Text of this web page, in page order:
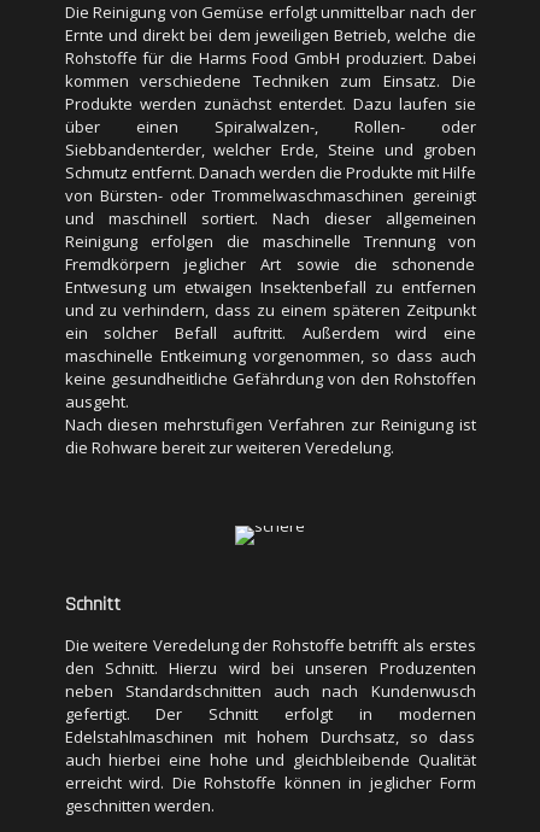
von Bürsten- oder Trommelwaschmaschinen gereinigt
und maschinell sortiert. Nach dieser allgemeinen
Reinigung erfolgen die maschinelle Trennung von
Fremdkörpern jeglicher Art sowie die schonende
Entwesung um etwaigen Insektenbefall zu entfernen
und zu verhindern, dass zu einem späteren Zeitpunkt
ein solcher Befall auftritt. Außerdem wird eine
maschinelle Entkeimung vorgenommen, so dass auch
keine gesundheitliche Gefährdung von den Rohstoffen
ausgeht.
Nach diesen mehrstufigen Verfahren zur Reinigung ist
die Rohware bereit zur weiteren Veredelung.
Schnitt
neben Standardschnitten auch nach Kundenwusch
gefertigt. Der Schnitt erfolgt in modernen
auch hierbei eine hohe und gleichbleibende Qualität
geschnitten werden.
Granulierung
Die Reinigung von Gemüse erfolgt unmittelbar nach der
Ernte und direkt bei dem jeweiligen Betrieb, welche die
Rohstoffe für die Harms Food GmbH produziert. Dabei
kommen verschiedene Techniken zum Einsatz. Die
Produkte werden zunächst enterdet. Dazu laufen sie
über einen Spiralwalzen-, Rollen- oder
Siebbandenterder, welcher Erde, Steine und groben
Schmutz entfernt. Danach werden die Produkte mit Hilfe
von Bürsten- oder Trommelwaschmaschinen gereinigt
und maschinell sortiert. Nach dieser allgemeinen
Reinigung erfolgen die maschinelle Trennung von
Fremdkörpern jeglicher Art sowie die schonende
Entwesung um etwaigen Insektenbefall zu entfernen
und zu verhindern, dass zu einem späteren Zeitpunkt
ein solcher Befall auftritt. Außerdem wird eine
maschinelle Entkeimung vorgenommen, so dass auch
keine gesundheitliche Gefährdung von den Rohstoffen
ausgeht.
Nach diesen mehrstufigen Verfahren zur Reinigung ist
die Rohware bereit zur weiteren Veredelung.
Schnitt
Die weitere Veredelung der Rohstoffe betrifft als erstes
den Schnitt. Hierzu wird bei unseren Produzenten
neben Standardschnitten auch nach Kundenwusch
gefertigt. Der Schnitt erfolgt in modernen
Edelstahlmaschinen mit hohem Durchsatz, so dass
auch hierbei eine hohe und gleichbleibende Qualität
erreicht wird. Die Rohstoffe können in jeglicher Form
geschnitten werden.